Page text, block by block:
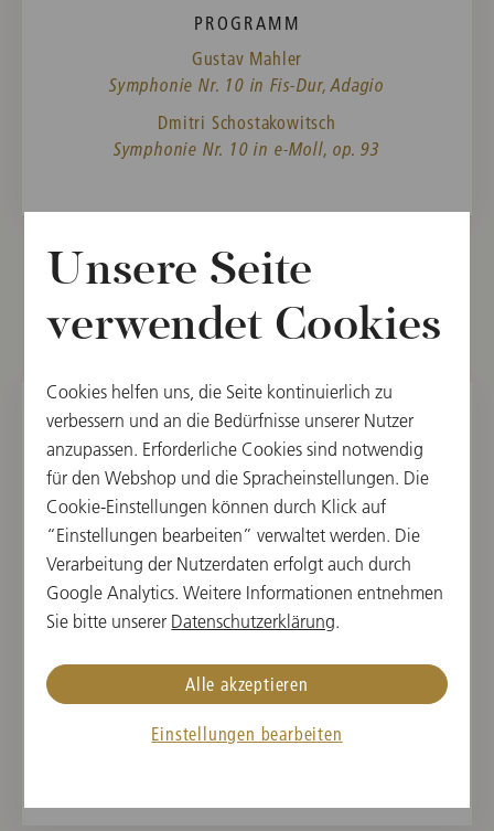
PROGRAMM
Gustav Mahler
Symphonie Nr. 10 in Fis-Dur, Adagio
Dmitri Schostakowitsch
Symphonie Nr. 10 in e-Moll, op. 93
Weitere Termine
SO, 10. AUGUST 2025
Konzert Nelsons
Salzburger Festspiele 2025
11:00
Großes Festspielhaus, Salzburg, Österreich
DIRIGENT
Andris Nelsons
WERKE VON
Gustav Mahler,
Dmitri Schostakowitsch
Unsere Seite
verwendet Cookies
Cookies helfen uns, die Seite kontinuierlich zu
verbessern und an die Bedürfnisse unserer Nutzer
anzupassen. Erforderliche Cookies sind notwendig
für den Webshop und die Spracheinstellungen. Die
Cookie-Einstellungen können durch Klick auf
“Einstellungen bearbeiten” verwaltet werden. Die
Verarbeitung der Nutzerdaten erfolgt auch durch
Google Analytics. Weitere Informationen entnehmen
Sie bitte unserer Datenschutzerklärung.
Einstellungen bearbeiten
Alle akzeptieren